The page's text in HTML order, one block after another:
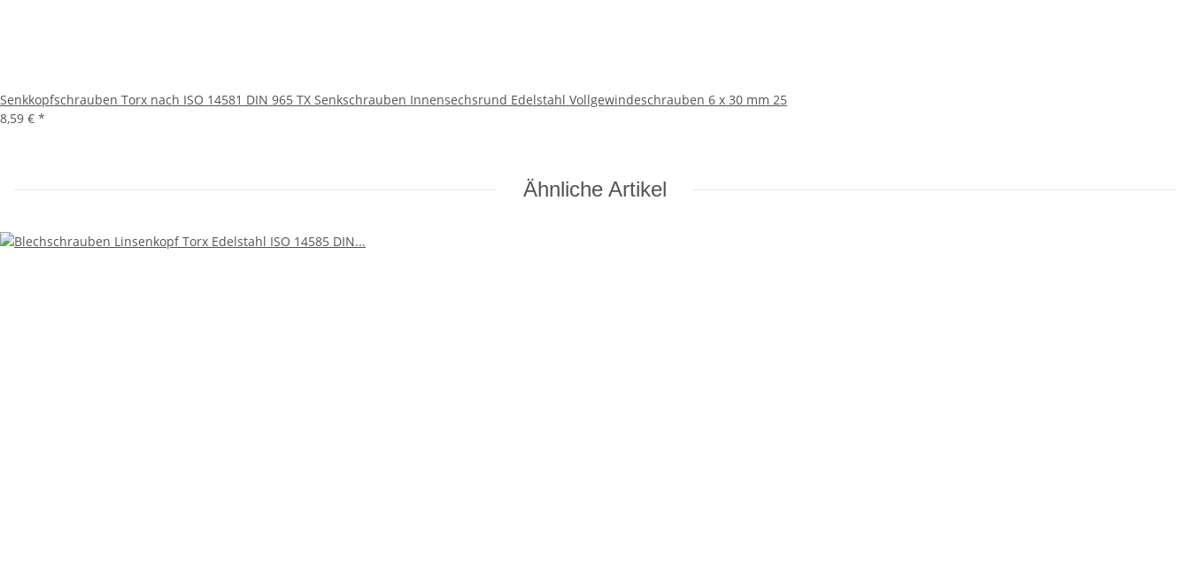
Senkkopfschrauben Torx nach ISO 14581 DIN 965 TX Senkschrauben Innensechsrund Edelstahl Vollgewindeschrauben 6 x 30 mm 25
8,59 € *
Ähnliche Artikel